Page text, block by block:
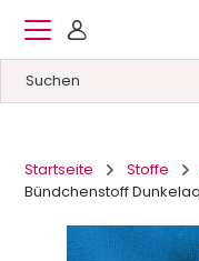
Hohe
Startseite
Stoffe
Bündchenstoff